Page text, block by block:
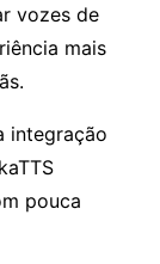
vozes de
mais
integração
pouca